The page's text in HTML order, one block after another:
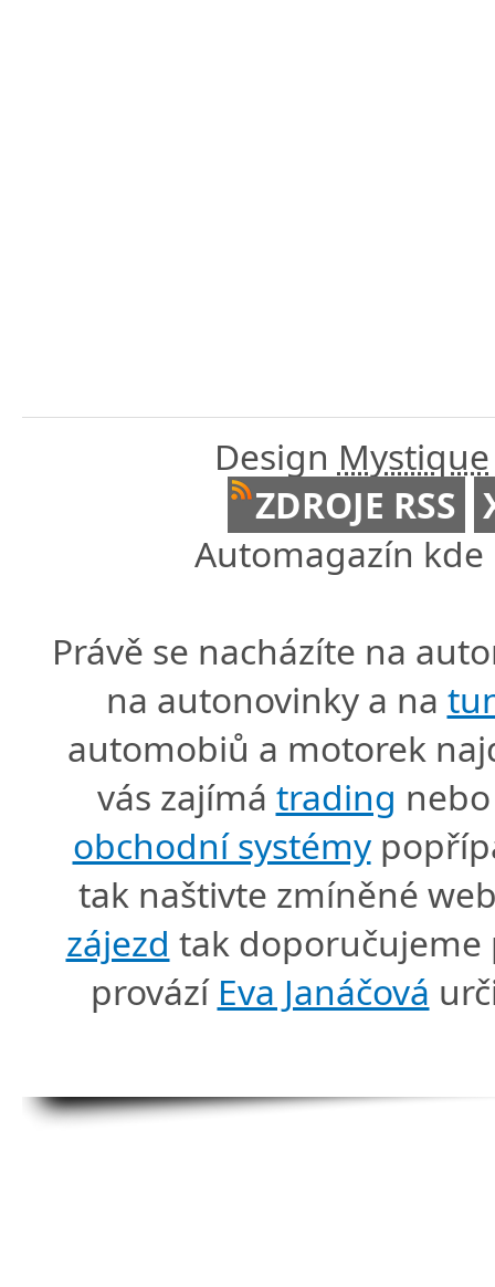
Design Mystique
ZDROJE RSS
Automagazín
Právě se nacházíte na
na autonovinky a na
automobiů a motorek
vás zajímá trading
obchodní systémy
tak naštivte zmíněné
zájezd tak doporučujeme
provází Eva Janáčová